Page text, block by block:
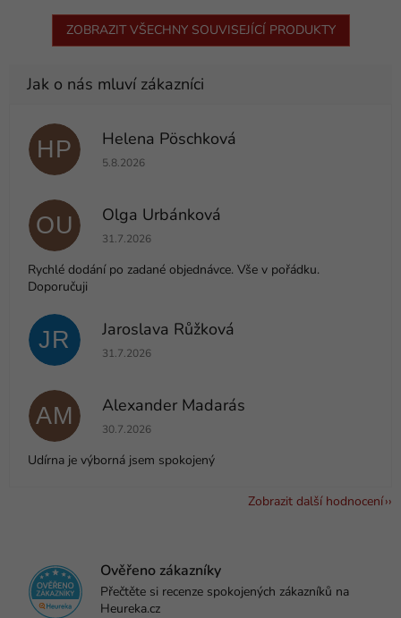
ZOBRAZIT VŠECHNY SOUVISEJÍCÍ PRODUKTY
HP Helena Pöschková
Hodnocení obchodu je 5 z 5 hvězdiček.
5.8.2026
OU Olga Urbánková
Hodnocení obchodu je 5 z 5 hvězdiček.
31.7.2026
Rychlé dodání po zadané objednávce. Vše v pořádku.
Doporučuji
JR Jaroslava Růžková
Hodnocení obchodu je 5 z 5 hvězdiček.
31.7.2026
AM Alexander Madarás
Hodnocení obchodu je 5 z 5 hvězdiček.
30.7.2026
Udírna je výborná jsem spokojený
Zobrazit další hodnocení
Ověřeno zákazníky
Přečtěte si recenze spokojených zákazníků na
Heureka.cz